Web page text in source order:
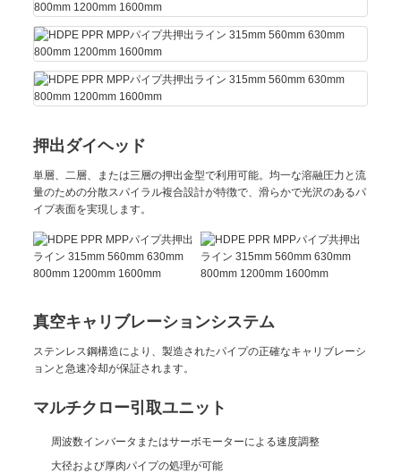
押出ダイヘッド
単層、二層、または三層の押出金型で利用可能。均一な溶融圧力と流
量のための分散スパイラル複合設計が特徴で、滑らかで光沢のあるパ
イプ表面を実現します。
真空キャリブレーションシステム
ステンレス鋼構造により、製造されたパイプの正確なキャリブレーシ
ョンと急速冷却が保証されます。
マルチクロー引取ユニット
周波数インバータまたはサーボモーターによる速度調整
大径および厚肉パイプの処理が可能